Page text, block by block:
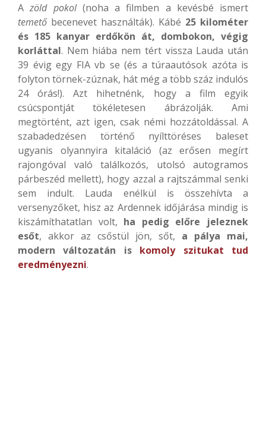
Azöld pokol(noha a filmben a kevésbé ismert
temető becenevet használták). Kábé 25 kilométer
és 185 kanyar erdőkön át, dombokon, végig
korláttal. Nem hiába nem tért vissza Lauda után
39 évig egy FIA vb se (és a túraautósok azóta is
folyton törnek-zúznak, hát még a több száz indulós
24 órás!). Azt hihetnénk, hogy a film egyik
csúcspontját tökéletesen ábrázolják. Ami
megtörtént, azt igen, csak némi hozzátoldással. A
szabadedzésen történő nyílttöréses baleset
ugyanis olyannyira kitaláció (az erősen megírt
rajongóval való találkozós, utolsó autogramos
párbeszéd mellett), hogy azzal a rajtszámmal senki
sem indult. Lauda enélkül is összehívta a
versenyzőket, hisz az Ardennek időjárása mindig is
kiszámíthatatlan volt, ha pedig előre jeleznek
esőt, akkor az csőstül jön, sőt, a pálya mai,
modern változatán iskomoly szitukat tud
eredményezni.